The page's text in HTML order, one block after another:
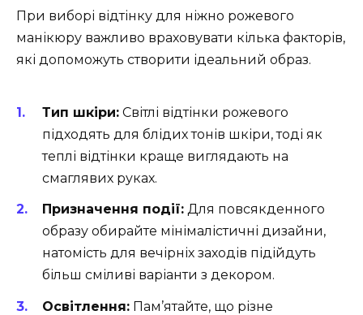
При виборі відтінку для ніжно рожевого
манікюру важливо враховувати кілька факторів,
які допоможуть створити ідеальний образ.
Тип шкіри: Світлі відтінки рожевого
підходять для блідих тонів шкіри, тоді як
теплі відтінки краще виглядають на
смаглявих руках.
Призначення події: Для повсякденного
образу обирайте мінімалістичні дизайни,
натомість для вечірніх заходів підійдуть
більш сміливі варіанти з декором.
Освітлення: Пам’ятайте, що різне